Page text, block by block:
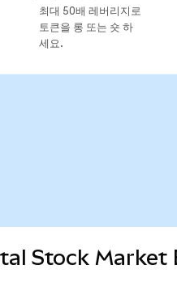
최대 50배 레버리지로
토큰을 롱 또는 숏 하
세요.
Stock Market